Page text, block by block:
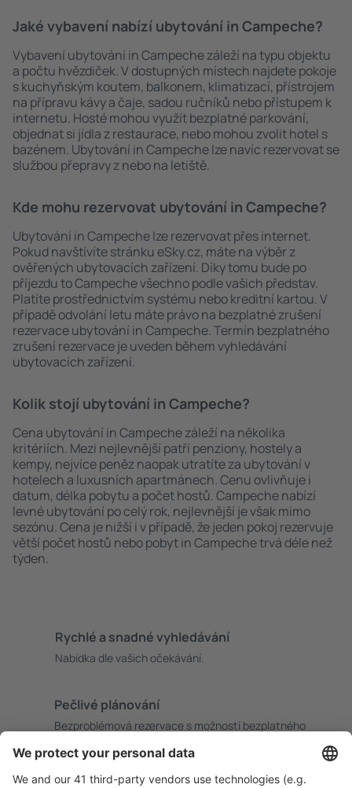
Jaké vybavení nabízí ubytování in Campeche?
Vybavení ubytování in Campeche záleží na typu objektu
a počtu hvězdiček. V dostupných místech najdete pokoje
s kuchyňským koutem, balkonem, klimatizací, přístrojem
na přípravu kávy a čaje, sadou ručníků nebo přístupem k
internetu. Hosté mohou využít bezplatné parkování,
objednat si jídla z restaurace, nebo mohou zvolit hotel s
bazénem. Ubytování in Campeche lze navíc rezervovat se
službou přepravy z nebo na letiště.
Kde mohu rezervovat ubytování in Campeche?
Ubytování in Campeche lze rezervovat přes internet.
Pokud navštívíte stránku eSky.cz, máte na výběr z
ověřených ubytovacích zařízení. Díky tomu bude po
příjezdu to Campeche všechno podle vašich představ.
Platíte prostřednictvím systému nebo kreditní kartou. V
případě odvolání letu máte právo na bezplatné zrušení
rezervace ubytování in Campeche. Termín bezplatného
zrušení rezervace je uveden během vyhledávání
ubytovacích zařízení.
Kolik stojí ubytování in Campeche?
Cena ubytování in Campeche záleží na několika
kritériích. Mezi nejlevnější patří penziony, hostely a
kempy, nejvíce peněz naopak utratíte za ubytování v
hotelech a luxusních apartmánech. Cenu ovlivňuje i
datum, délka pobytu a počet hostů. Campeche nabízí
levné ubytování po celý rok, nejlevnější je však mimo
sezónu. Cena je nižší i v případě, že jeden pokoj rezervuje
větší počet hostů nebo pobyt in Campeche trvá déle než
týden.
Rychlé a snadné vyhledávání
Nabídka dle vašich očekávání.
Pečlivé plánování
Bezproblémová rezervace s možností bezplatného
S námi ušetříte